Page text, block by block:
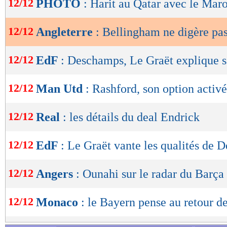
de
OK
12/12 PHOTO : Harit au Qatar avec le
12/12 Angleterre : Bellingham ne digère
12/12 EdF : Deschamps, Le Graët explique
12/12 Man Utd : Rashford, son option
12/12 Real : les détails du deal Endrick
12/12 EdF : Le Graët vante les qualités de
12/12 Angers : Ounahi sur le radar du
12/12 Monaco : le Bayern pense au retour